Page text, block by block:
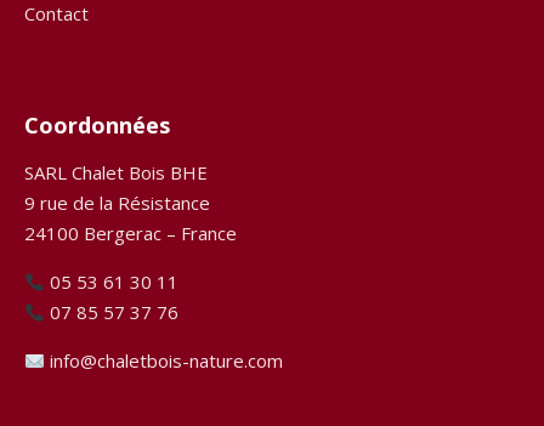
Contact
Coordonnées
SARL Chalet Bois BHE
9 rue de la Résistance
24100 Bergerac – France
05 53 61 30 11
07 85 57 37 76
info@chaletbois-nature.com